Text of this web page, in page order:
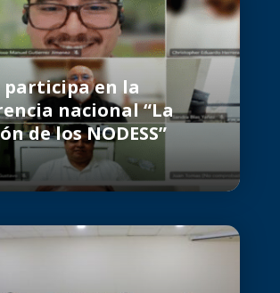
participa en la
nacional “La
de los NODESS”